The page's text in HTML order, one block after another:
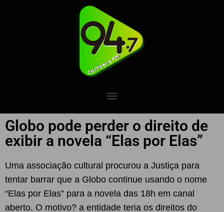
Globo pode perder o direito de
exibir a novela “Elas por Elas”
Uma associação cultural procurou a Justiça para
tentar barrar que a Globo continue usando o nome
“Elas por Elas” para a novela das 18h em canal
aberto. O motivo? a entidade teria os direitos do